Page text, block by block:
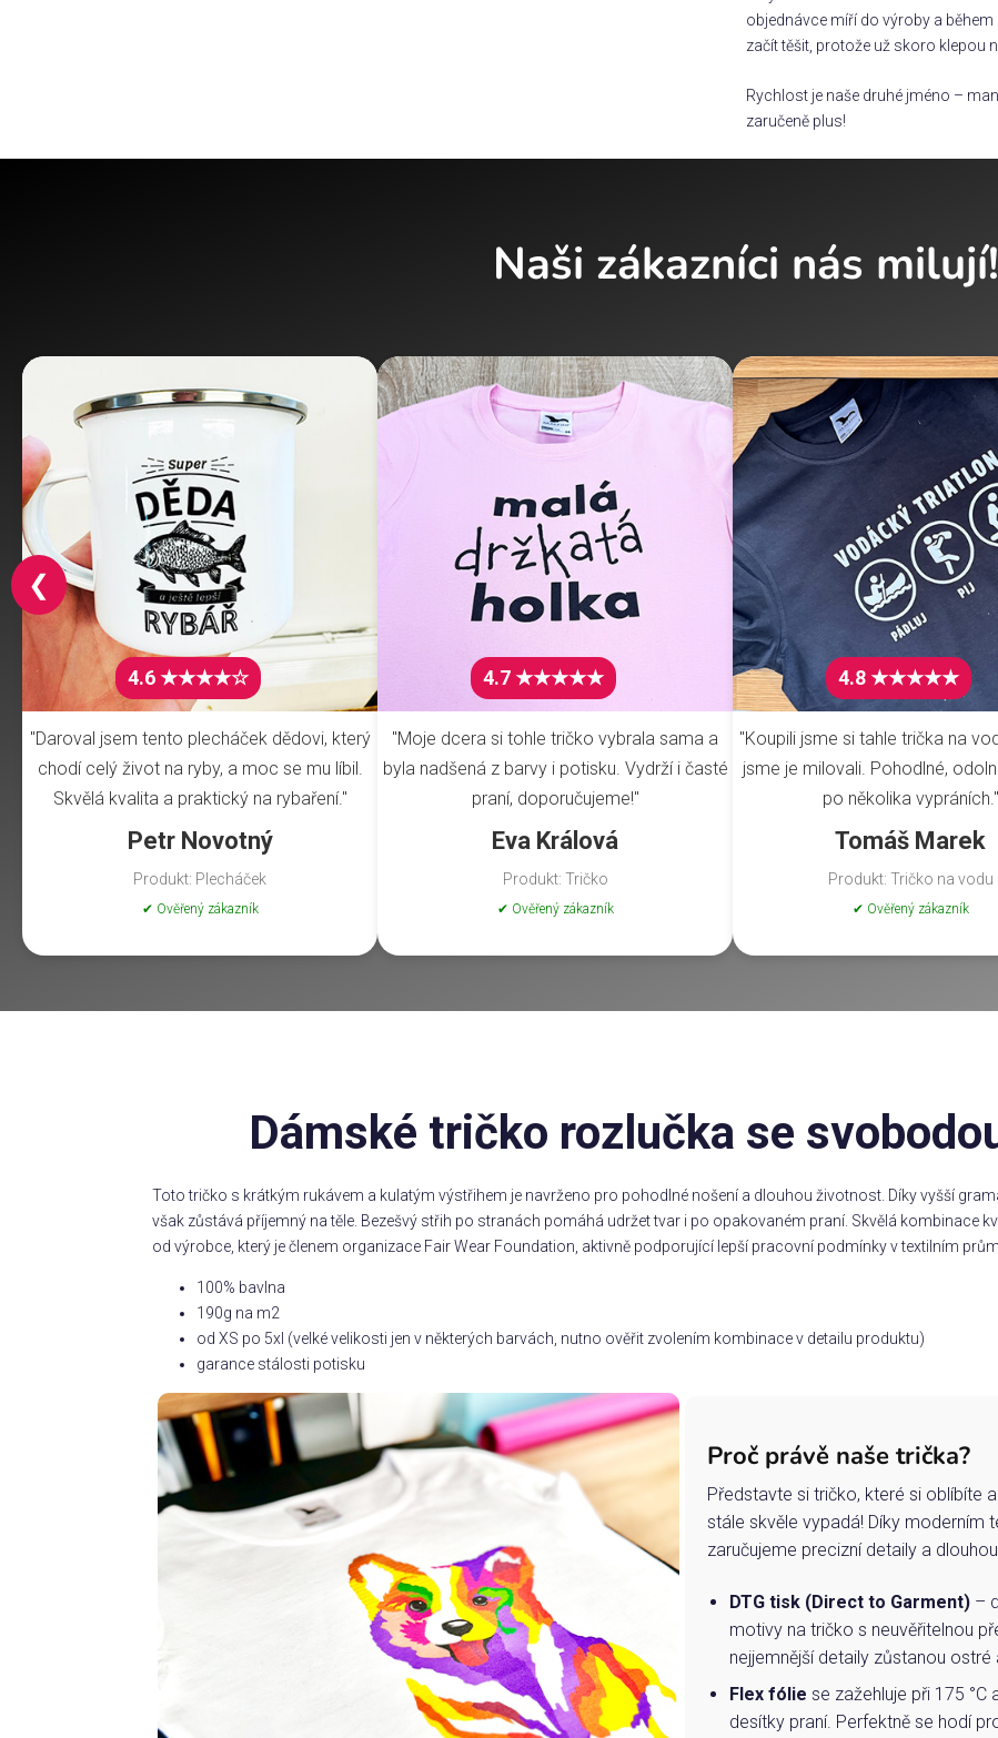
objednávce míří do výroby a
začít těšit, protože už skoro klepou
Rychlost je naše druhé jméno –
zaručeně plus!
Naši zákazníci nás milují!
4.6 ★★★★☆
"Daroval jsem tento plecháček dědovi, který
chodí celý život na ryby, a moc se mu líbil.
Skvělá kvalita a praktický na rybaření."
Petr Novotný
Produkt: Plecháček
✔ Ověřený zákazník
4.7 ★★★★★
"Moje dcera si tohle tričko vybrala sama a
byla nadšená z barvy i potisku. Vydrží i časté
praní, doporučujeme!"
Eva Králová
Produkt: Tričko
✔ Ověřený zákazník
4.8 ★★★★★
"Koupili jsme si tahle trička na
jsme je milovali. Pohodlné,
po několika vypráních."
Tomáš Marek
Produkt: Tričko na vodu
✔ Ověřený zákazník
❮
Dámské tričko rozlučka se
Toto tričko s krátkým rukávem a kulatým výstřihem je navrženo pro pohodlné nošení a dlouhou životnost. Díky vyšší
však zůstává příjemný na těle. Bezešvý střih po stranách pomáhá udržet tvar i po opakovaném praní. Skvělá kombinace
od výrobce, který je členem organizace Fair Wear Foundation, aktivně podporující lepší pracovní podmínky v textilním
100% bavlna
190g na m2
od XS po 5xl (velké velikosti jen v některých barvách, nutno ověřit zvolením kombinace v detailu produktu)
garance stálosti potisku
Proč právě naše trička?
Představte si tričko, které si oblíbíte
stále skvěle vypadá! Díky moderním
zaručujeme precizní detaily a
DTG tisk (Direct to Garment)–
motivy na tričko s neuvěřitelnou
nejjemnější detaily zůstanou ostré
Flex fólie se zažehluje při 175 °C
desítky praní. Perfektně se hodí